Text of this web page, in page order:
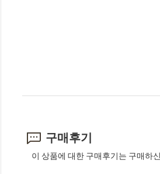
구매후기
이 상품에 대한 구매후기는 구매하